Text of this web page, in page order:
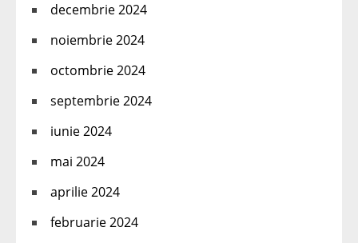
decembrie 2024
noiembrie 2024
octombrie 2024
septembrie 2024
iunie 2024
mai 2024
aprilie 2024
februarie 2024